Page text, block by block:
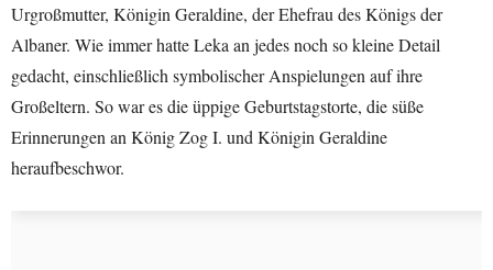
Urgroßmutter, Königin Geraldine, der Ehefrau des Königs der
Albaner. Wie immer hatte Leka an jedes noch so kleine Detail
gedacht, einschließlich symbolischer Anspielungen auf ihre
Großeltern. So war es die üppige Geburtstagstorte, die süße
Erinnerungen an König Zog I. und Königin Geraldine
heraufbeschwor.